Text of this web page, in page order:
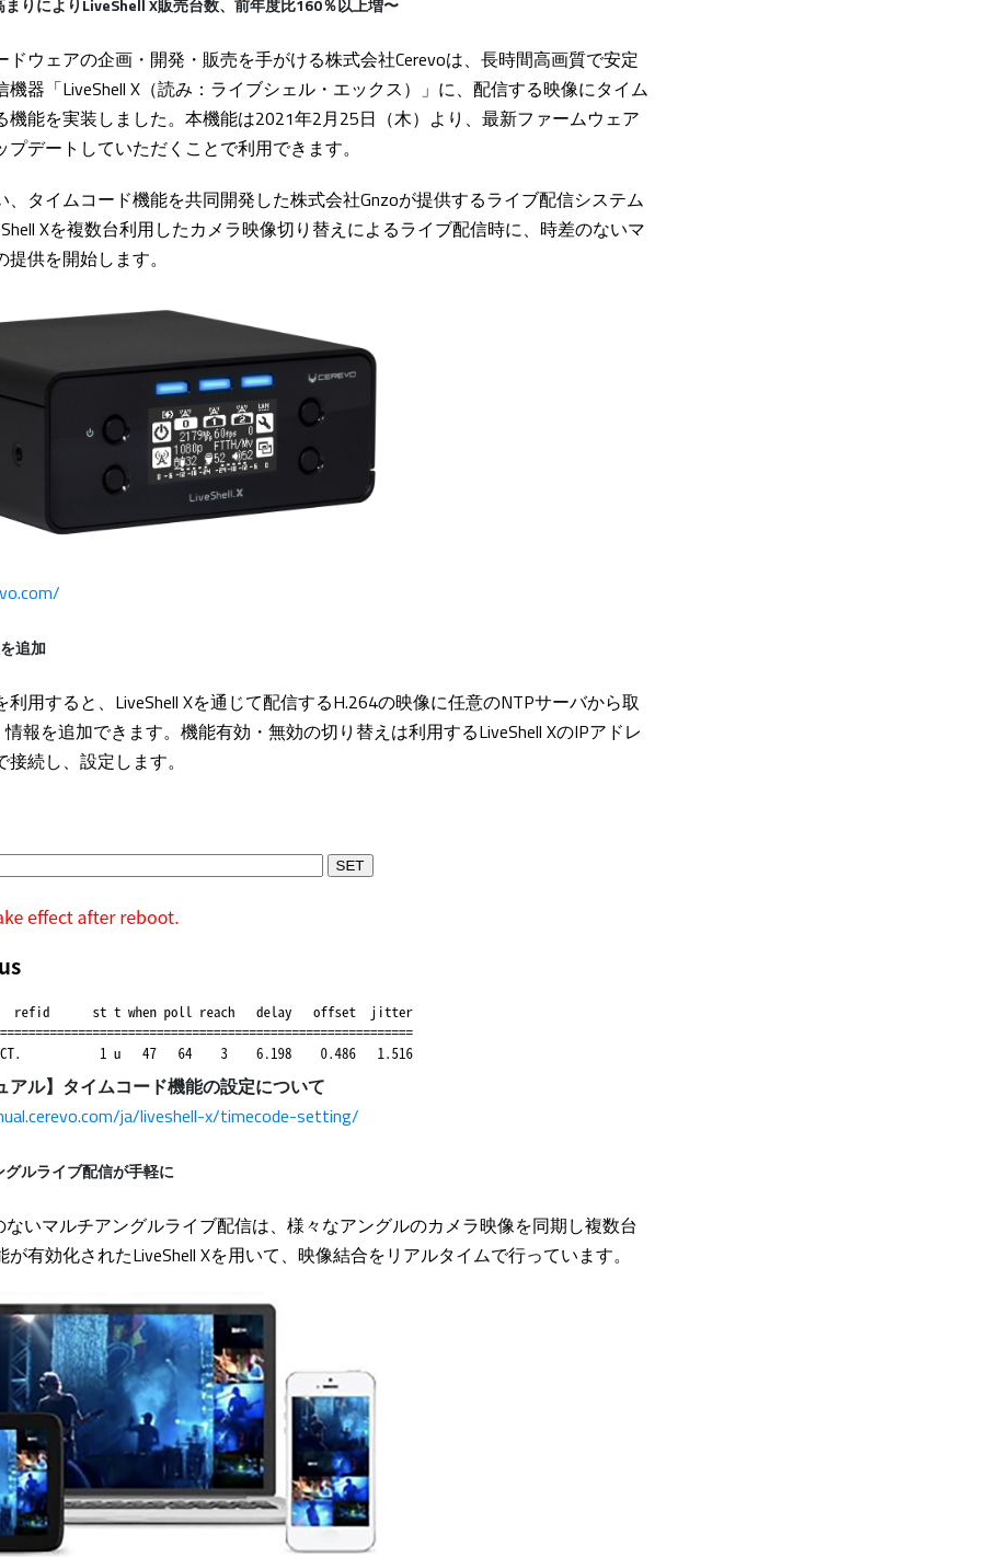
りによりLiveShell X販売台数、前年度比160％以上増〜
ドウェアの企画・開発・販売を手がける株式会社Cerevoは、長時間高画質で安定
器「LiveShell X（読み：ライブシェル・エックス）」に、配信する映像にタイム
機能を実装しました。本機能は2021年2月25日（木）より、最新ファームウェア
プデートしていただくことで利用できます。
、タイムコード機能を共同開発した株式会社Gnzoが提供するライブ配信システム
Xを複数台利用したカメラ映像切り替えによるライブ配信時に、時差のないマ
供を開始します。
追加
利用すると、LiveShell Xを通じて配信するH.264の映像に任意のNTPサーバから取
報を追加できます。機能有効・無効の切り替えは利用するLiveShell XのIPアドレ
続し、設定します。
アル】タイムコード機能の設定について
ja/liveshell-x/timecode-setting/
ルライブ配信が手軽に
ないマルチアングルライブ配信は、様々なアングルのカメラ映像を同期し複数台
有効化されたLiveShell Xを用いて、映像結合をリアルタイムで行っています。